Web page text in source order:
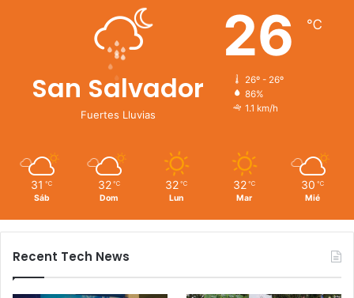
San Salvador
Fuertes Lluvias
26 ℃
26º - 26º
86%
1.1 km/h
31 ℃
Sáb
32 ℃
Dom
32 ℃
Lun
32 ℃
Mar
30 ℃
Mié
Recent Tech News